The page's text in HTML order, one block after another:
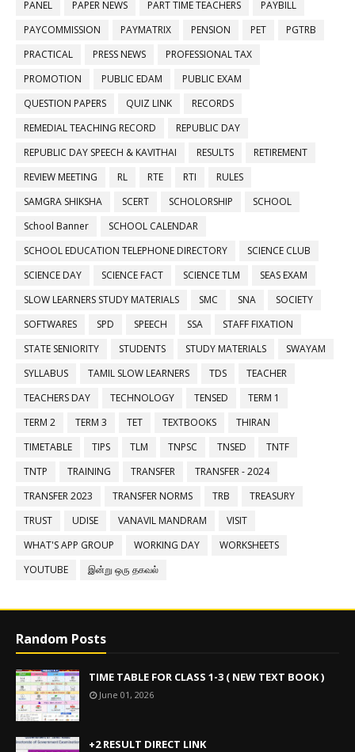
PANEL
PAPER NEWS PART TIME TEACHERS
PAYBILL
PAYCOMMISSION
PAYMATRIX PENSION PET
PGTRB
PRACTICAL
PRESS NEWS
PROFESSIONAL TAX
PROMOTION
PUBLIC EDAM
PUBLIC EXAM
QUESTION PAPERS
QUIZ LINK
RECORDS
REMEDIAL TEACHING RECORD
REPUBLIC DAY
REPUBLIC DAY SPEECH & KAVITHAI
RESULTS
RETIREMENT
REVIEW MEETING
RL RTE RTI
RULES
SAMGRA SHIKSHA
SCERT SCHOLORSHIP
SCHOOL
School Banner
SCHOOL CALENDAR
SCHOOL EDUCATION TELEPHONE DIRECTORY
SCIENCE CLUB
SCIENCE DAY
SCIENCE FACT SCIENCE TLM
SEAS EXAM
SLOW LEARNERS STUDY MATERIALS
SMC SNA
SOCIETY
SOFTWARES
SPD SPEECH SSA
STAFF FIXATION
STATE SENIORITY
STUDENTS STUDY MATERIALS
SWAYAM
SYLLABUS
TAMIL SLOW LEARNERS TDS
TEACHER
TEACHERS DAY
TECHNOLOGY TENSED
TERM 1
TERM 2
TERM 3 TET TEXTBOOKS
THIRAN
TIMETABLE
TIPS TLM TNPSC TNSED
TNTF
TNTP
TRAINING TRANSFER
TRANSFER - 2024
TRANSFER 2023
TRANSFER NORMS TRB
TREASURY
TRUST
UDISE VANAVIL MANDRAM
VISIT
WHAT'S APP GROUP
WORKING DAY
WORKSHEETS
YOUTUBE
இன்று ஒரு தகவல்
Random Posts
TIME TABLE FOR CLASS 1-3 ( NEW TEXT BOOK )
June 01, 2026
+2 RESULT DIRECT LINK